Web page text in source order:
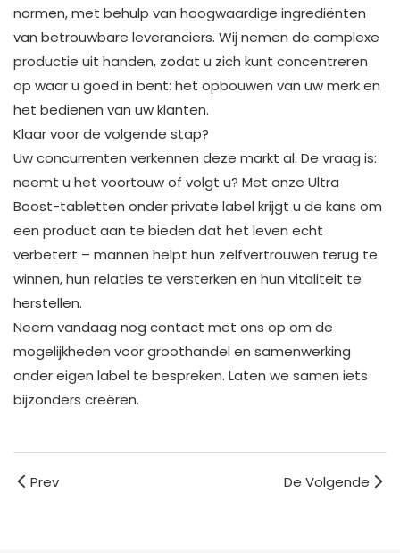
normen, met behulp van hoogwaardige ingrediënten
van betrouwbare leveranciers. Wij nemen de complexe
productie uit handen, zodat u zich kunt concentreren
op waar u goed in bent: het opbouwen van uw merk en
het bedienen van uw klanten.
Klaar voor de volgende stap?
Uw concurrenten verkennen deze markt al. De vraag is:
neemt u het voortouw of volgt u? Met onze Ultra
Boost-tabletten onder private label krijgt u de kans om
een ​​product aan te bieden dat het leven echt
verbetert – mannen helpt hun zelfvertrouwen terug te
winnen, hun relaties te versterken en hun vitaliteit te
herstellen.
Neem vandaag nog contact met ons op om de
mogelijkheden voor groothandel en samenwerking
onder eigen label te bespreken. Laten we samen iets
bijzonders creëren.
Prev De Volgende